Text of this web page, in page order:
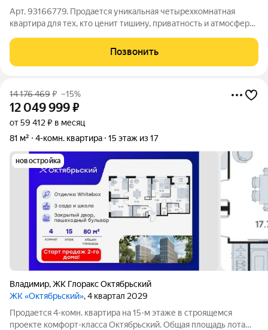
Арт. 93166779. Продается уникальная четырехкомнатная
квартира для тех, кто ценит тишину, приватность и атмосферу
исторического центра Владимира на улице Осьмого, д. 4
(рядом с гостиницей «Владимир»).
Позвонить
14 176 469₽ –15%
12 049 999₽
от 59 412 ₽ в месяц
81 м²
4-комн. квартира 15 этаж из 17
новостройка
Владимир,ЖК Глоракс Октябрьский
ЖК «Октябрьский», 4 квартал 2029
Продается 4-комн. квартира на 15-м этаже в строящемся
проекте комфорт-класса Октябрьский. Общая площадь лота